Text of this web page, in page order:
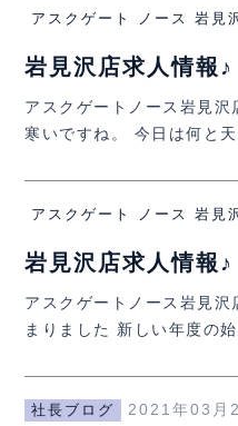
アスクゲート ノース 岩見
岩見沢店求人情報♪
アスクゲートノース岩見沢
寒いですね。 今日は何と
アスクゲート ノース 岩見
岩見沢店求人情報♪
アスクゲートノース岩見
まりました 新しい年度の
社長ブログ 2021年03月